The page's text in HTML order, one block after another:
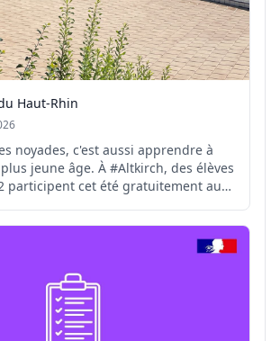
Haut-Rhin
noyades, c'est aussi apprendre à
À #Altkirch, des élèves
participent cet été gratuitement au
par l'Agence nationale du Sport,
contribue à prévenir les r...